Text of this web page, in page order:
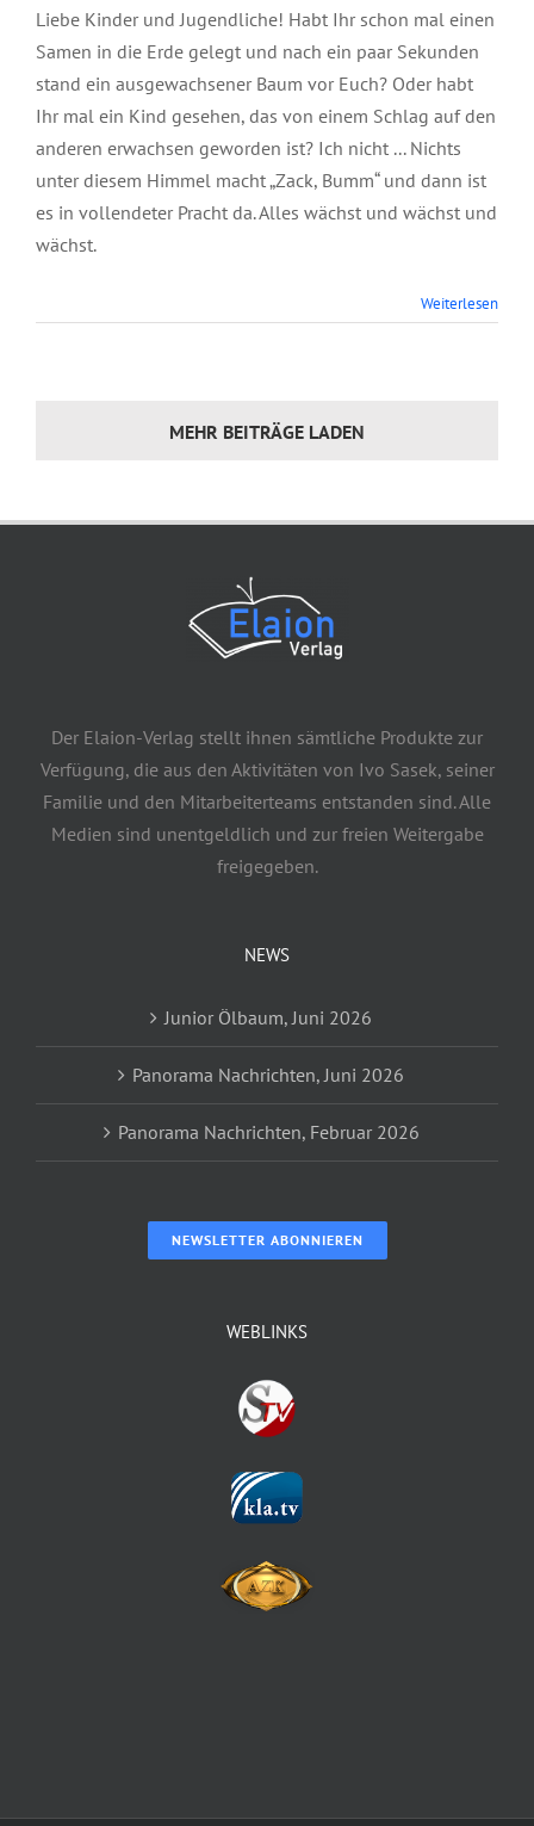
Liebe Kinder und Jugendliche! Habt Ihr schon mal einen
Samen in die Erde gelegt und nach ein paar Sekunden
stand ein ausgewachsener Baum vor Euch? Oder habt
Ihr mal ein Kind gesehen, das von einem Schlag auf den
anderen erwachsen geworden ist? Ich nicht ... Nichts
unter diesem Himmel macht „Zack, Bumm“ und dann ist
es in vollendeter Pracht da. Alles wächst und wächst und
wächst.
Weiterlesen
MEHR BEITRÄGE LADEN
Der Elaion-Verlag stellt ihnen sämtliche Produkte zur
Verfügung, die aus den Aktivitäten von Ivo Sasek, seiner
Familie und den Mitarbeiterteams entstanden sind. Alle
Medien sind unentgeldlich und zur freien Weitergabe
freigegeben.
NEWS
Junior Ölbaum, Juni 2026
Panorama Nachrichten, Juni 2026
Panorama Nachrichten, Februar 2026
NEWSLETTER ABONNIEREN
WEBLINKS